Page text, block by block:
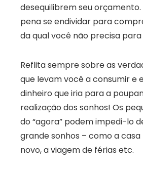
desequilibrem seu orçamento.
pena se endividar para
da qual você não precisa para
Reflita sempre sobre as
que levam você a consumir e
dinheiro que iria para a
realização dos sonhos! Os
do “agora” podem impedi-lo
grande sonhos – como a
novo, a viagem de férias etc.